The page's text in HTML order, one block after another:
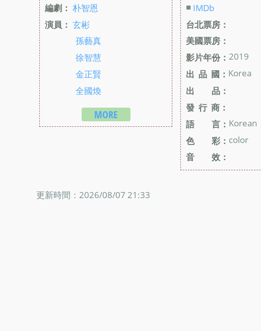
編劇： 朴智恩
演員： 玄彬
孫藝真
徐智慧
金正賢
全國煥
MORE
■ IMDb
台北票房：
美國票房：
影片年份： 2019
出 品 國： Korea
出 品：
發 行 商：
語 言： Korean
色 彩： color
音 效：
更新時間：2026/08/07 21:33